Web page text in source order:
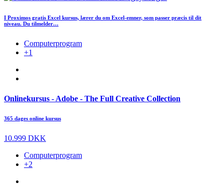
I Proximos gratis Excel kursus, lærer du om Excel-emner, som passer præcis til dit
niveau. Du tilmelder…
Computerprogram
+1
Onlinekursus - Adobe - The Full Creative Collection
365 dages online kursus
10.999 DKK
Computerprogram
+2